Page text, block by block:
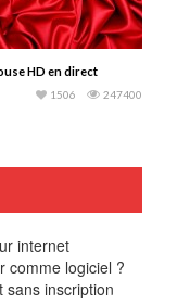
HD en direct
247400
1506
internet
comme logiciel ?
sans inscription